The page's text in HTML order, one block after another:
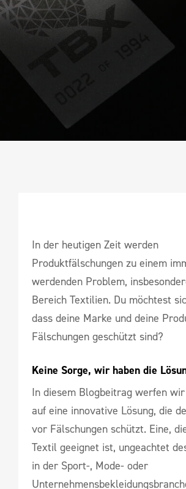
In der heutigen Zeit werden
Produktfälschungen zu einem
werdenden Problem,
Bereich Textilien. Du möchtest
dass deine Marke und deine
Fälschungen geschützt sind?
Keine Sorge, wir haben die
In diesem Blogbeitrag werfen
auf eine innovative Lösung, die
vor Fälschungen schützt. Eine,
Textil geeignet ist, ungeachtet
in der Sport-, Mode- oder